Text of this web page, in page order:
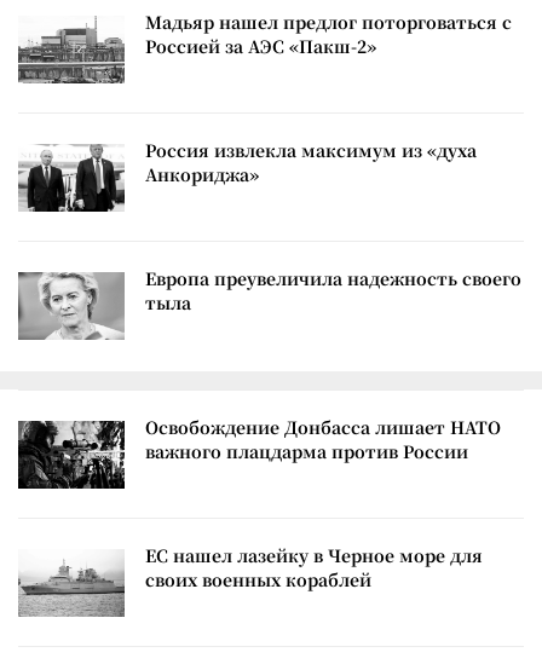
Мадьяр нашел предлог поторговаться с
Россией за АЭС «Пакш-2»
Россия извлекла максимум из «духа
Анкориджа»
Европа преувеличила надежность своего
тыла
Освобождение Донбасса лишает НАТО
важного плацдарма против России
ЕС нашел лазейку в Черное море для
своих военных кораблей